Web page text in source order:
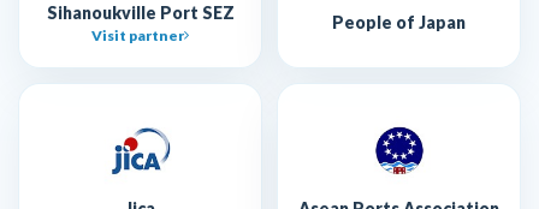
Sihanoukville Port SEZ
Visit partner
People of Japan